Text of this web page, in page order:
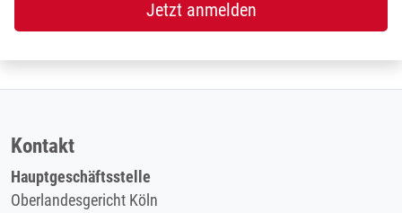
Jetzt anmelden
Kontakt
Hauptgeschäftsstelle
Oberlandesgericht Köln